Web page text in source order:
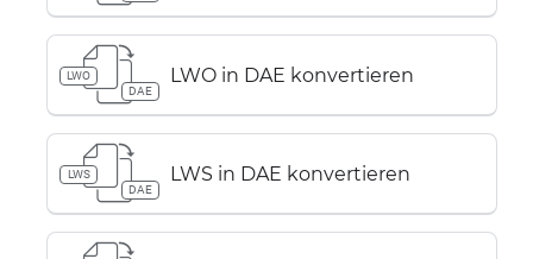
LWO
DAE
LWO in DAE konvertieren
LWS
DAE
LWS in DAE konvertieren